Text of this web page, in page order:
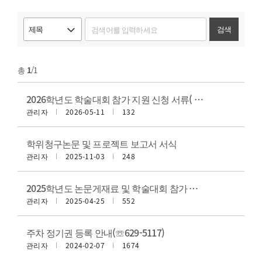
검색
총 1/1
2026학년도 학술대회 참가 지원 신청 서류( ~ 예산 소진시까지)
관리자 2026-05-11 132
학위청구논문 및 프로젝트 보고서 서식
관리자 2025-11-03 248
2025학년도 논문게재료 및 학술대회 참가 지원 신청 서류(~예산 소진시까지)
관리자 2025-04-25 552
주차 정기권 등록 안내(☏629-5117)
관리자 2024-02-07 1674